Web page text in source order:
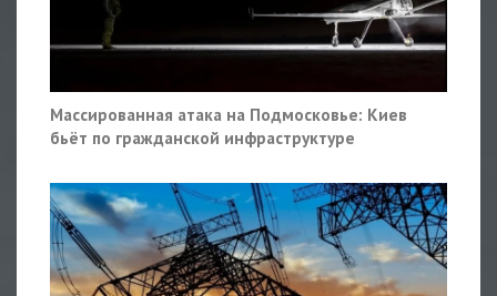
Массированная атака на Подмосковье: Киев
бьёт по гражданской инфраструктуре